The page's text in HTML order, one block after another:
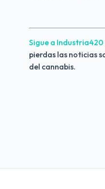
Sigue a Industria420
pierdas las noticias
del cannabis.